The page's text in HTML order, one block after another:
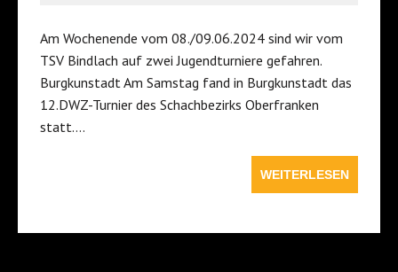
Am Wochenende vom 08./09.06.2024 sind wir vom
TSV Bindlach auf zwei Jugendturniere gefahren.
Burgkunstadt Am Samstag fand in Burgkunstadt das
12.DWZ-Turnier des Schachbezirks Oberfranken
statt….
WEITERLESEN